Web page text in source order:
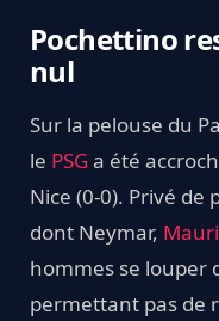
Pochettino
nul
Sur la pelouse du
le PSGa été
Nice (0-0). Privé
dont Neymar,
hommes se louper
permettant pas de